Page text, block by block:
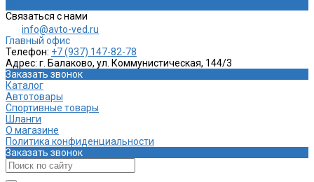
Связаться с нами
info@avto-ved.ru
Главный офис
Телефон: +7 (937) 147-82-78
Адрес: г. Балаково, ул. Коммунистическая, 144/3
Заказать звонок
Каталог
Автотовары
Спортивные товары
Шланги
О магазине
Политика конфиденциальности
Заказать звонок